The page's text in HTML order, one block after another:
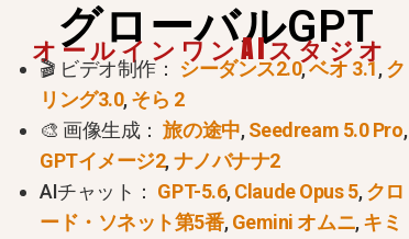
グローバルGPT
オールインワンAIスタジオ
🎬 ビデオ制作： シーダンス2.0,ベオ 3.1,ク
リング3.0,そら 2
🎨 画像生成：旅の途中,Seedream 5.0 Pro,
GPTイメージ2,ナノバナナ2
AIチャット： GPT-5.6,Claude Opus 5,クロ
ード・ソネット第5番,Gemini オムニ,キミ